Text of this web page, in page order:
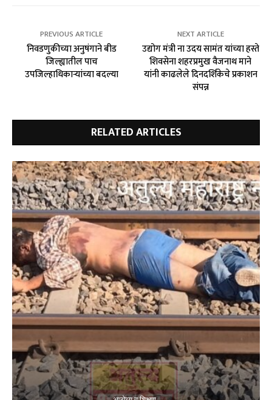
PREVIOUS ARTICLE
निवडणुकीच्या अनुषंगाने बीड
जिल्ह्यातील पाच
उपजिल्हाधिकार्‍यांच्या बदल्या
NEXT ARTICLE
उद्योग मंत्री ना उदय सामंत यांच्या हस्ते
शिवसेना शहरप्रमुख वैजनाथ माने
यांनी काढलेले दिनदर्शिकेचे प्रकाशन
संपन्न
RELATED ARTICLES